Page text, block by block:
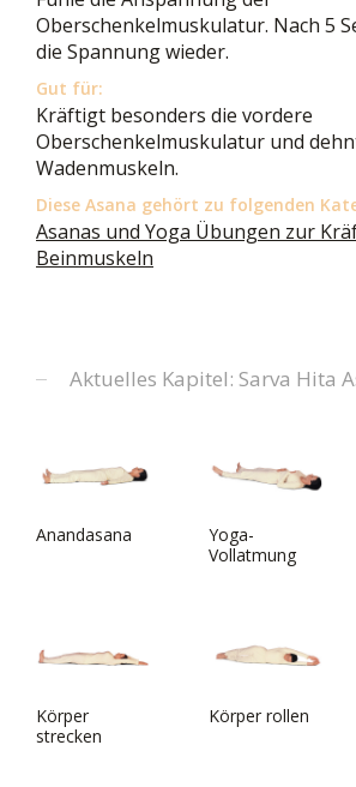
Oberschenkelmuskulatur. Nach 5
die Spannung wieder.
Gut für:
Kräftigt besonders die vordere
Oberschenkelmuskulatur und
Wadenmuskeln.
Diese Asana gehört zu folgenden
Asanas und Yoga Übungen zur
Beinmuskeln
Aktuelles Kapitel: Sarva Hita
Anandasana
Yoga-
Vollatmung
Körper
strecken
Körper rollen